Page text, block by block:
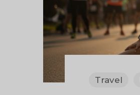
Travel